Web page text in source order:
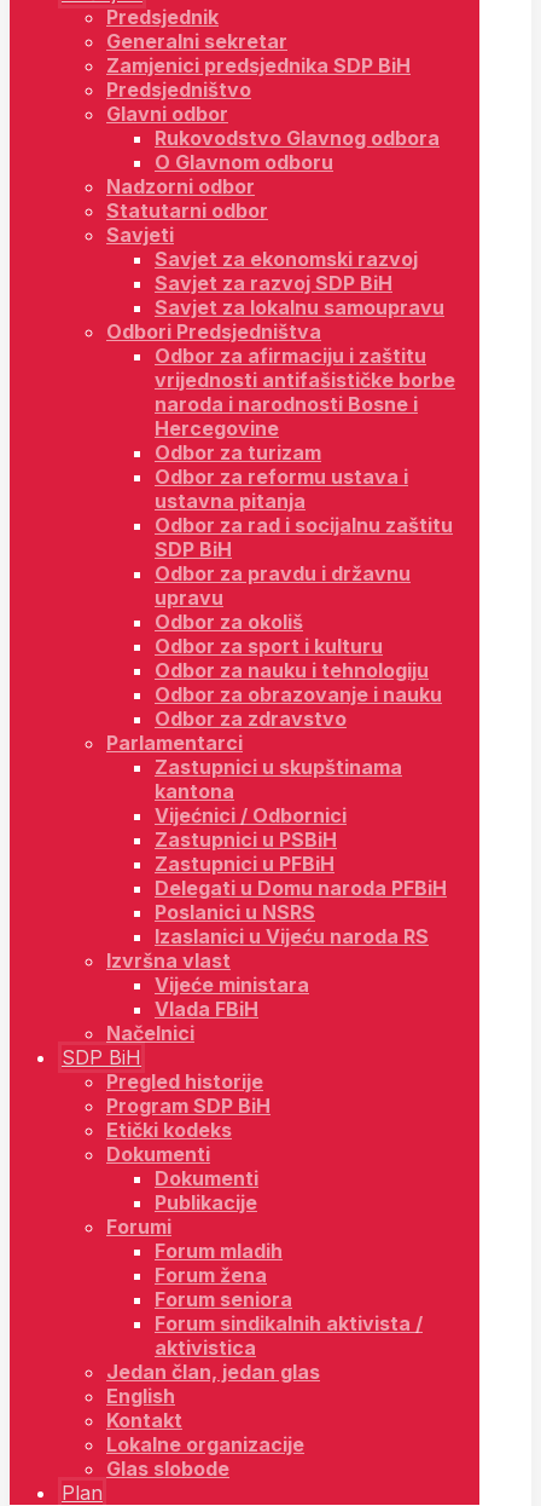
Predsjednik
Generalni sekretar
Zamjenici predsjednika SDP BiH
Predsjedništvo
Glavni odbor
Rukovodstvo Glavnog odbora
O Glavnom odboru
Nadzorni odbor
Statutarni odbor
Savjeti
Savjet za ekonomski razvoj
Savjet za razvoj SDP BiH
Savjet za lokalnu samoupravu
Odbori Predsjedništva
Odbor za afirmaciju i zaštitu
vrijednosti antifašističke borbe
naroda i narodnosti Bosne i
Hercegovine
Odbor za turizam
Odbor za reformu ustava i
ustavna pitanja
Odbor za rad i socijalnu zaštitu
SDP BiH
Odbor za pravdu i državnu
upravu
Odbor za okoliš
Odbor za sport i kulturu
Odbor za nauku i tehnologiju
Odbor za obrazovanje i nauku
Odbor za zdravstvo
Parlamentarci
Zastupnici u skupštinama
kantona
Vijećnici / Odbornici
Zastupnici u PSBiH
Zastupnici u PFBiH
Delegati u Domu naroda PFBiH
Poslanici u NSRS
Izaslanici u Vijeću naroda RS
Izvršna vlast
Vijeće ministara
Vlada FBiH
Načelnici
SDP BiH
Pregled historije
Program SDP BiH
Etički kodeks
Dokumenti
Dokumenti
Publikacije
Forumi
Forum mladih
Forum žena
Forum seniora
Forum sindikalnih aktivista /
aktivistica
Jedan član, jedan glas
English
Kontakt
Lokalne organizacije
Glas slobode
Plan